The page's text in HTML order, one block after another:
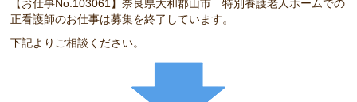
【お仕事No.103061】奈良県大和郡山市 特別養護老人ホームでの
正看護師のお仕事は募集を終了しています。
下記よりご相談ください。